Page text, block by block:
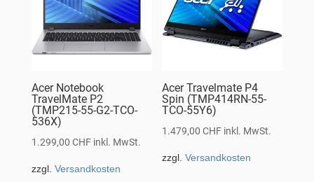
Acer Notebook
TravelMate P2
(TMP215-55-G2-TCO-
536X)
1.299,00 CHF inkl. MwSt.
zzgl. Versandkosten
Acer Travelmate P4
Spin (TMP414RN-55-
TCO-55Y6)
1.479,00CHF inkl. MwSt.
zzgl.Versandkosten